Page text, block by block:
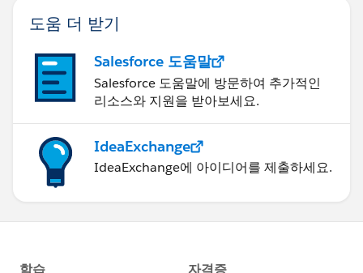
도움 더 받기
Salesforce 도움말
Salesforce 도움말에 방문하여 추가적인
리소스와 지원을 받아보세요.
IdeaExchange
IdeaExchange에 아이디어를 제출하세요.